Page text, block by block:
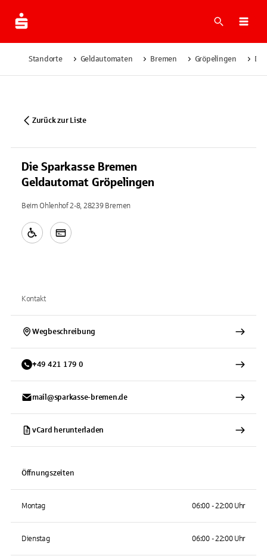
Suche
Standorte Geldautomaten Bremen Gröpelingen
Zurück zur Liste
Die Sparkasse Bremen
Geldautomat Gröpelingen
Beim Ohlenhof 2-8, 28239 Bremen
Kontakt
Wegbeschreibung
+49 421 179 0
mail@sparkasse-bremen.de
vCard herunterladen
Öffnungszeiten
Montag 06:00 - 22:00 Uhr
Dienstag 06:00 - 22:00 Uhr